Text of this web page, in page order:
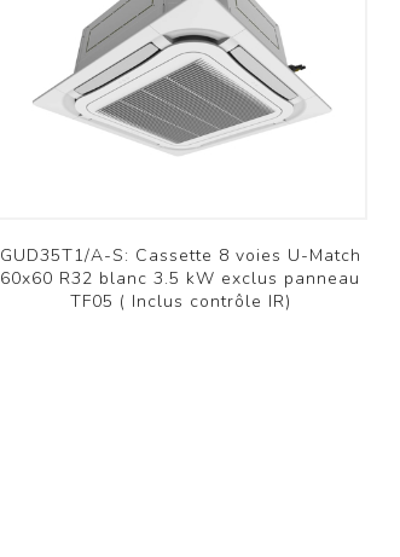
GUD35T1/A-S: Cassette 8 voies U-Match
60x60 R32 blanc 3.5 kW exclus panneau
TF05 ( Inclus contrôle IR)